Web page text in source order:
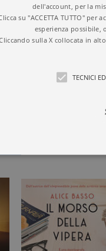
"I MIEI MODELLI
ESSERE
dell'account, per la
su "ACCETTA TUTTO"
esperienza possibile,
sulla X collocata in
TECNICI
sono strettamente necessari,
Web non può essere
analitici sono equiparati ai
Dominio Scadenza